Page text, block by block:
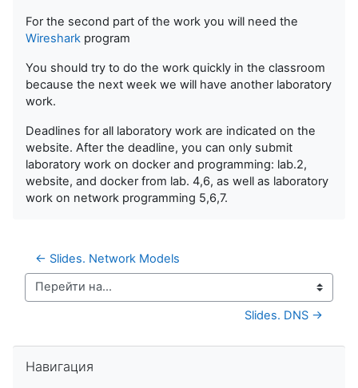
For the second part of the work you will need the
Wireshark program
You should try to do the work quickly in the classroom
because the next week we will have another laboratory
work.
Deadlines for all laboratory work are indicated on the
website. After the deadline, you can only submit
laboratory work on docker and programming: lab.2,
website, and docker from lab. 4,6, as well as laboratory
work on network programming 5,6,7.
← Slides. Network Models
Перейти на...
Slides. DNS →
Навигация